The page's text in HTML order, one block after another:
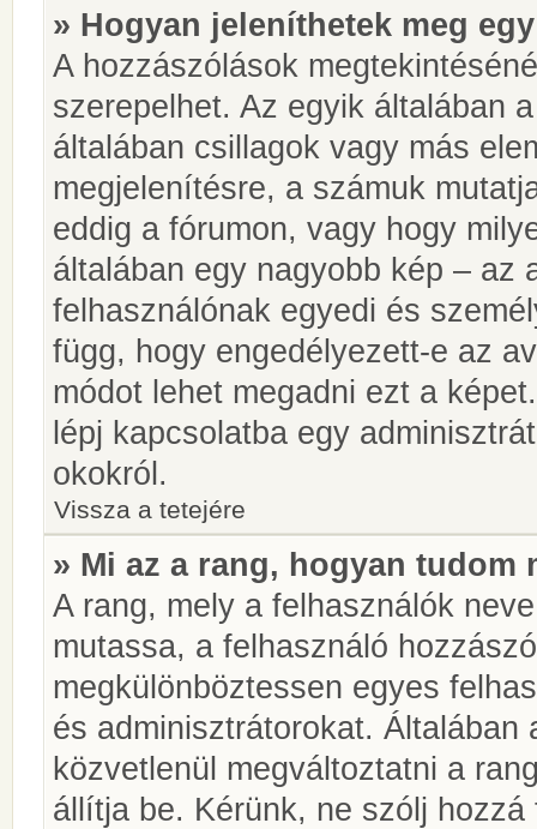
» Hogyan jeleníthetek meg
A hozzászólások
szerepelhet. Az egyik általában
általában csillagok vagy más
megjelenítésre, a számuk
eddig a fórumon, vagy hogy
általában egy nagyobb kép – az
felhasználónak egyedi és
függ, hogy engedélyezett-e az
módot lehet megadni ezt a
lépj kapcsolatba egy
okokról.
Vissza a tetejére
» Mi az a rang, hogyan tudom
A rang, mely a felhasználók
mutassa, a felhasználó
megkülönböztessen egyes
és adminisztrátorokat. Általában
közvetlenül megváltoztatni a
állítja be. Kérünk, ne szólj